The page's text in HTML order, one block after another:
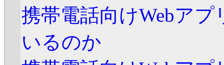
携帯電話向けWebア
いるのか